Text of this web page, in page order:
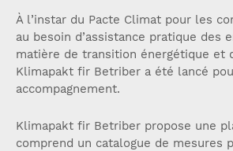
À l’instar du Pacte Climat pour les
au besoin d’assistance pratique des
matière de transition énergétique et
Klimapakt fir Betriber a été lancé
accompagnement.
Klimapakt fir Betriber propose une
comprend un catalogue de mesures